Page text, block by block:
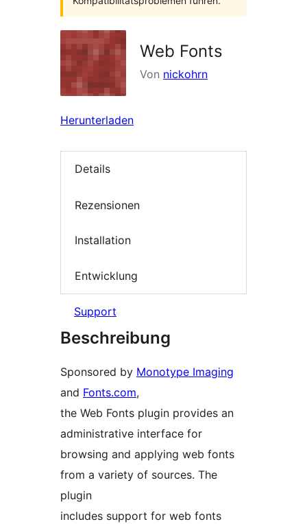
Web Fonts
Von nickohrn
Herunterladen
Details
Rezensionen
Installation
Entwicklung
Support
Beschreibung
Sponsored by Monotype Imaging
and Fonts.com,
the Web Fonts plugin provides an
administrative interface for
browsing and applying web fonts
from a variety of sources. The
plugin
includes support for web fonts